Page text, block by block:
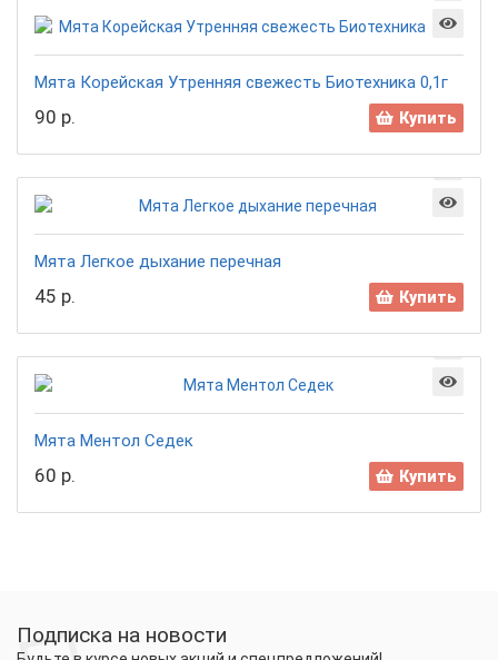
Мята Корейская Утренняя свежесть Биотехника 0,1г
90 р. Купить
Мята Легкое дыхание перечная
45 р. Купить
Мята Ментол Седек
60 р. Купить
Подписка на новости